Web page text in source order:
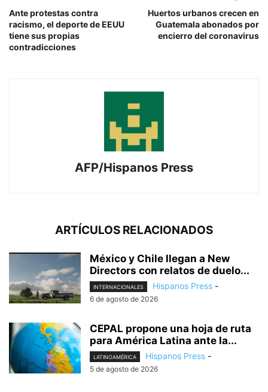
Ante protestas contra
racismo, el deporte de EEUU
tiene sus propias
contradicciones
Huertos urbanos crecen en
Guatemala abonados por
encierro del coronavirus
AFP/Hispanos Press
ARTÍCULOS RELACIONADOS
México y Chile llegan a New
Directors con relatos de duelo...
INTERNACIONALES Hispanos Press -
6 de agosto de 2026
CEPAL propone una hoja de ruta
para América Latina ante la...
LATINOAMÉRICA Hispanos Press -
5 de agosto de 2026